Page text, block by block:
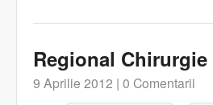
Regional Chirurgie
9 Aprilie 2012 | 0 Comentarii